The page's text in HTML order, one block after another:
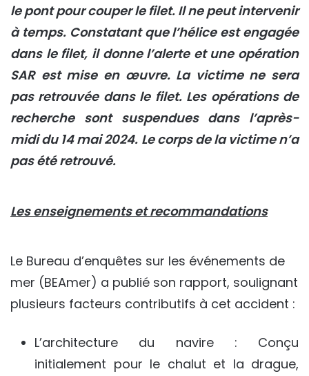
le pont pour couper le filet. Il ne peut intervenir
à temps. Constatant que l’hélice est engagée
dans le filet, il donne l’alerte et une opération
SAR est mise en œuvre. La victime ne sera
pas retrouvée dans le filet. Les opérations de
recherche sont suspendues dans l’après-
midi du 14 mai 2024. Le corps de la victime n’a
pas été retrouvé.
Les enseignements et recommandations
Le Bureau d’enquêtes sur les événements de
mer (BEAmer) a publié son rapport, soulignant
plusieurs facteurs contributifs à cet accident :
L’architecture du navire : Conçu
initialement pour le chalut et la drague,